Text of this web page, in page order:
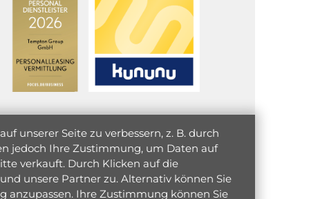
unserer Seite zu verbessern, z. B. durch
jedoch Ihre Zustimmung, um Daten auf
verkauft. Durch Klicken auf die
unsere Partner zu. Alternativ können Sie
anzupassen. Ihre Zustimmung können Sie